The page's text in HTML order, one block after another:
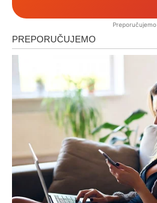
Preporučujemo